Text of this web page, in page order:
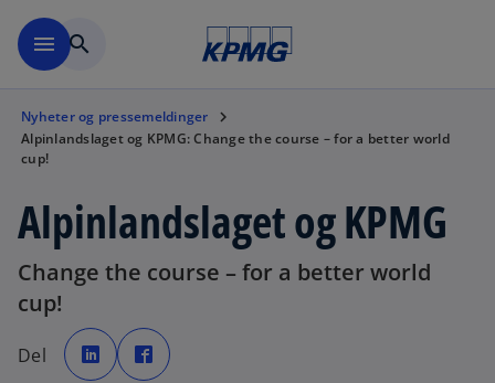
menu search
Nyheter og pressemeldinger
Alpinlandslaget og KPMG: Change the course – for a better world
cup!
Alpinlandslaget og KPMG
Change the course – for a better world
cup!
Del
o
p
e
n
p
e